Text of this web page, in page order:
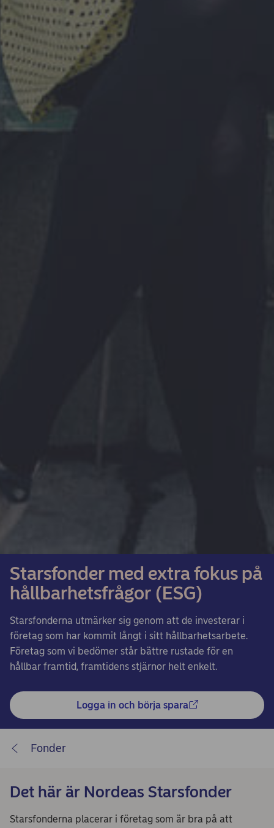
Starsfonder med extra fokus på
hållbarhetsfrågor (ESG)
Starsfonderna utmärker sig genom att de investerar i
företag som har kommit långt i sitt hållbarhetsarbete.
Företag som vi bedömer står bättre rustade för en
hållbar framtid, framtidens stjärnor helt enkelt.
Logga in och börja spara
Fonder
Det här är Nordeas Starsfonder
Starsfonderna placerar i företag som är bra på att